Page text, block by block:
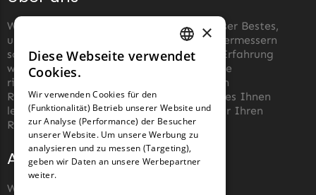
McCulloch
Medion
Medion Messer
Begrenzungsdraht
Mountfield
Mountfield Messer
Wir von robotermäher-messer.de tun unser Bestes,
um die Wartung von Roboter-Rasenmähermessern
so einfach wie möglich zu machen. Aus Erfahrung
wissen wir, wie schwierig es sein kann, die
richtigen Messer für einen automatischen
Rasenmäher zu finden. Unser Ziel ist es, es Ihnen
leicht zu machen, die richtigen Messer für Ihren
Roboter-Rasenmäher zu kaufen.
Adresse und Kontakt
Wiesenstraße 110,
GERMAN
GERMAN
×
Diese Webseite verwendet
Cookies.
Wir verwenden Cookies für den
(Funktionalität) Betrieb unserer Website und
zur Analyse (Performance) der Besucher
unserer Website. Um unsere Werbung zu
analysieren und zu messen (Targeting),
geben wir Daten an unsere Werbepartner
weiter.